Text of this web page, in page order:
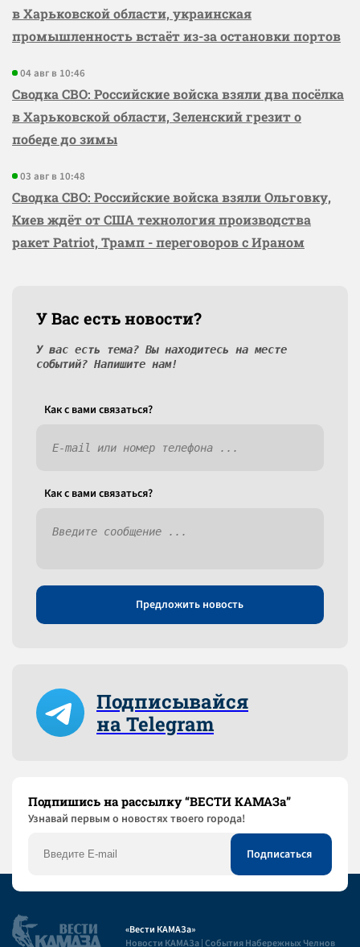
в Харьковской области, украинская
промышленность встаёт из-за остановки портов
04 авг в 10:46
Сводка СВО: Российские войска взяли два посёлка
в Харьковской области, Зеленский грезит о
победе до зимы
03 авг в 10:48
Сводка СВО: Российские войска взяли Ольговку,
Киев ждёт от США технология производства
ракет Patriot, Трамп - переговоров с Ираном
У Вас есть новости?
У вас есть тема? Вы находитесь на месте
событий? Напишите нам!
Как c вами связаться?
Как c вами связаться?
Предложить новость
Подписывайся
на Telegram
Подпишись на рассылку “ВЕСТИ КАМАЗа”
Узнaвай первым о новостях твоего города!
«Вести КАМАЗа»
Новости КАМАЗа | События Набережных Челнов